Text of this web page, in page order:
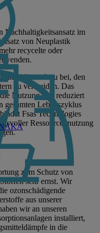
Nachhaltigkeitsansatz im
von Neuplastik
recycelte oder
dazu bei, den
zu vermeiden. Das
Nutzung und reduziert
gesamten Lebenszyklus
Fsas Technologies
Ressourcennutzung
zum Schutz von
sehr ernst. Wir
ozonschädigende
aus unserer
wir an unseren
installiert,
in die